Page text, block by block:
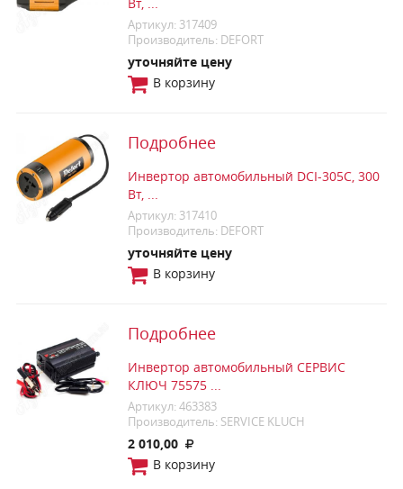
Артикул: 317409
Производитель: DEFORT
уточняйте цену
В корзину
Подробнее
Инвертор автомобильный DCI-305C, 300
Вт, ...
Артикул: 317410
Производитель: DEFORT
уточняйте цену
В корзину
Подробнее
Инвертор автомобильный СЕРВИС
КЛЮЧ 75575 ...
Артикул: 463383
Производитель: SERVICE KLUCH
2 010,00
В корзину